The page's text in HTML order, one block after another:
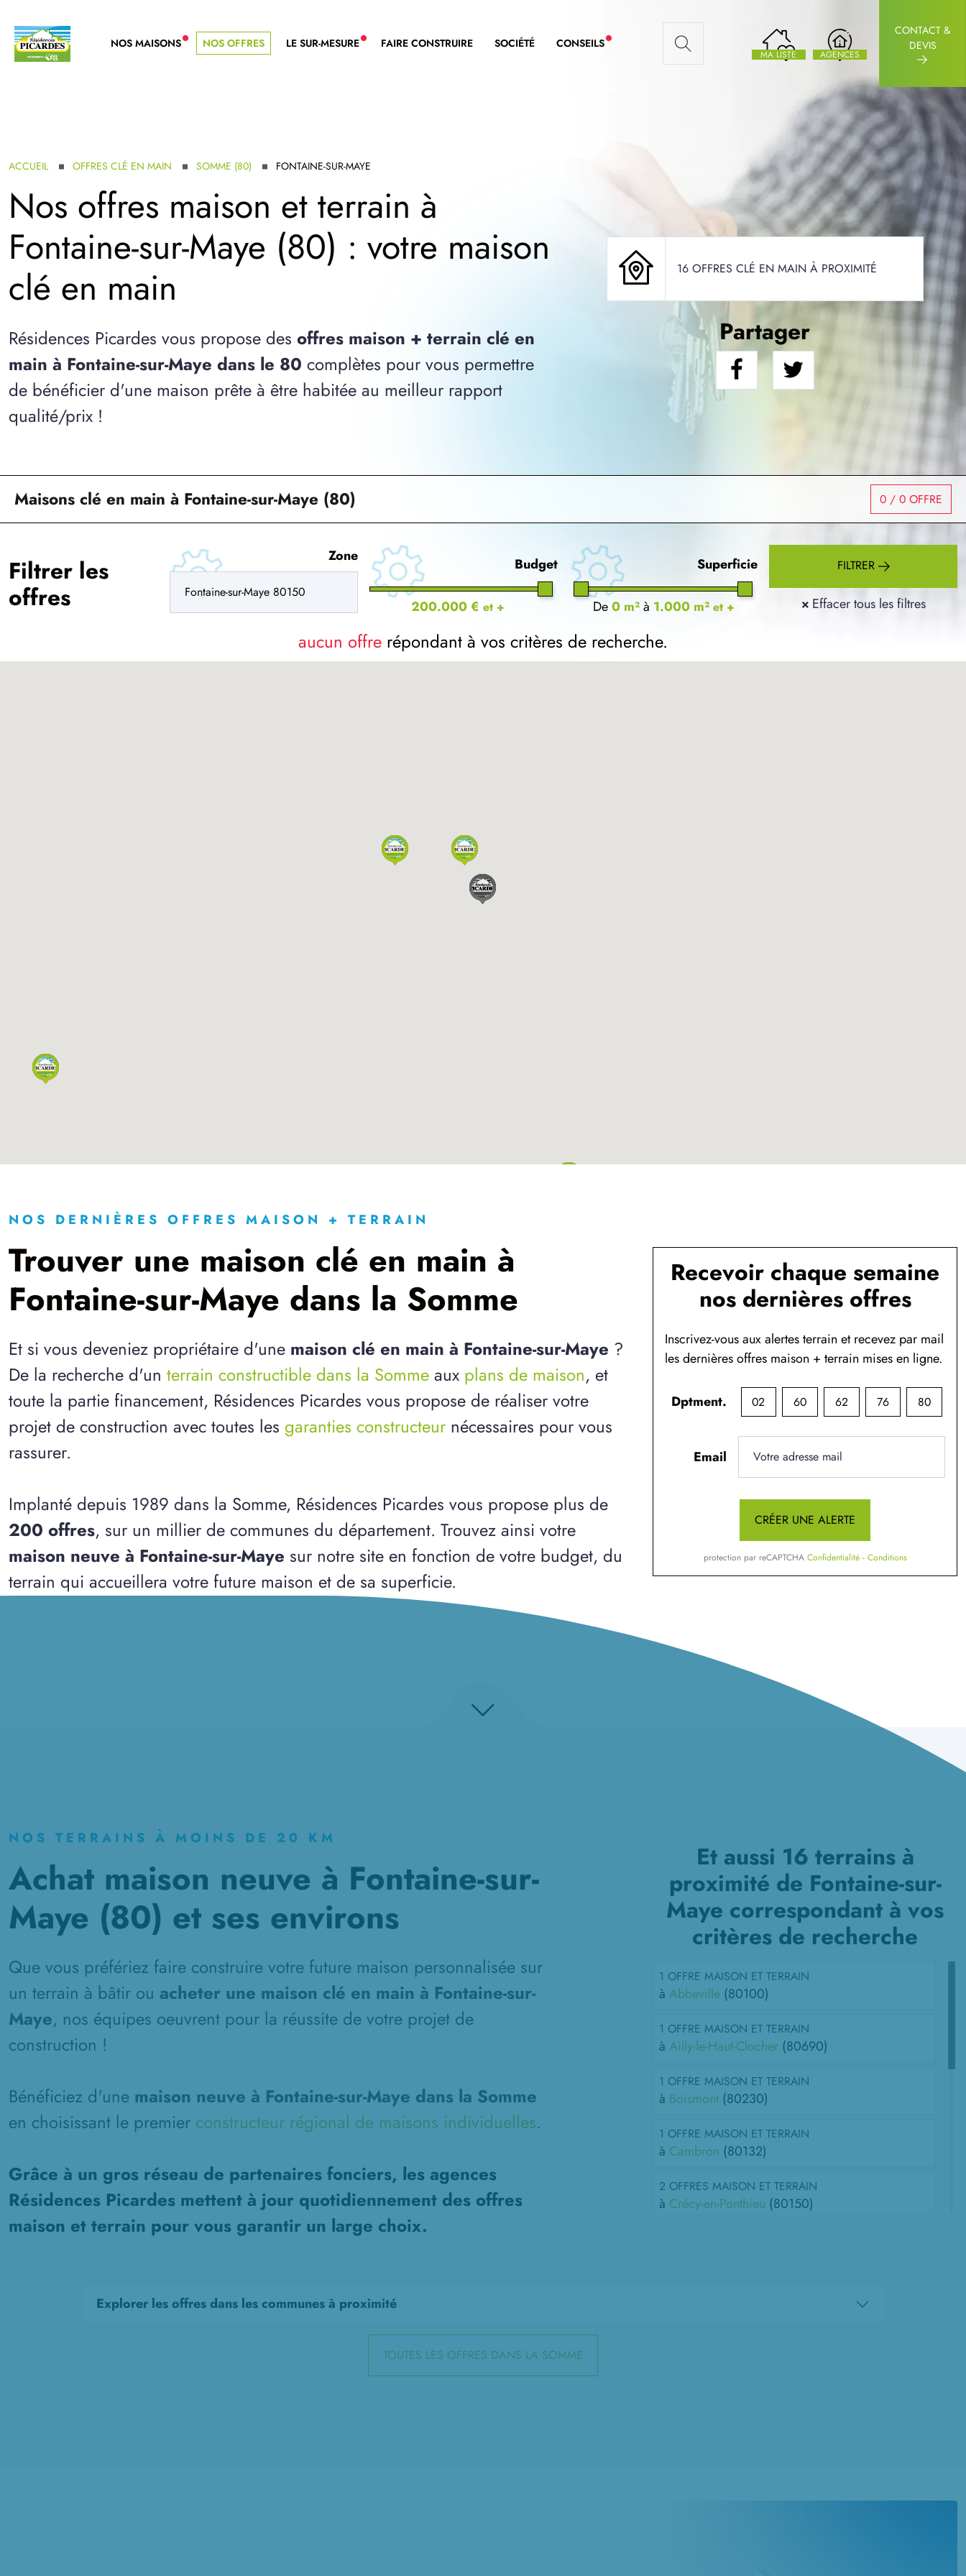
NOS MAISONS NOUVELLE GAMME
NOS OFFRES LE SUR-MESURE NOUVEAU SERVICE BDL EXTENSION
FAIRE CONSTRUIRE SOCIÉTÉ CONSEILS NOUVEAUX ARTICLES
MA LISTE AGENCES
CONTACT &
DEVIS
ACCUEIL OFFRES CLÉ EN MAIN SOMME (80) FONTAINE-SUR-MAYE
Nos offres maison et terrain à
Fontaine-sur-Maye (80) : votre maison
clé en main
Résidences Picardes vous propose des offres maison + terrain clé en
main à Fontaine-sur-Maye dans le 80 complètes pour vous permettre
de bénéficier d'une maison prête à être habitée au meilleur rapport
qualité/prix !
16 OFFRES CLÉ EN MAIN À PROXIMITÉ
Partager
Maisons clé en main à Fontaine-sur-Maye (80) 0 / 0 OFFRE
Filtrer les
offres
Zone Budget
200.000 € et +
Superficie
De0 m²à 1.000 m² et +
FILTRER
× Effacer tous les filtres
aucun offre répondant à vos critères de recherche.
NOS DERNIÈRES OFFRES MAISON + TERRAIN
Trouver une maison clé en main à
Fontaine-sur-Maye dans la Somme
Et si vous deveniez propriétaire d'une maison clé en main à Fontaine-sur-Maye ?
De la recherche d'un terrain constructible dans la Somme aux plans de maison, et
toute la partie financement, Résidences Picardes vous propose de réaliser votre
projet de construction avec toutes les garanties constructeur nécessaires pour vous
rassurer.
Implanté depuis 1989 dans la Somme, Résidences Picardes vous propose plus de
200 offres, sur un millier de communes du département. Trouvez ainsi votre
maison neuve à Fontaine-sur-Maye sur notre site en fonction de votre budget, du
terrain qui accueillera votre future maison et de sa superficie.
Recevoir chaque semaine
nos dernières offres
Inscrivez-vous aux alertes terrain et recevez par mail
les dernières offres maison + terrain mises en ligne.
Dptment. 02 60 62 76 80
Email
CRÉER UNE ALERTE
protection par reCAPTCHA Confidentialité - Conditions
NOS TERRAINS À MOINS DE 20 KM
Achat maison neuve à Fontaine-sur-
Maye (80) et ses environs
Que vous préfériez faire construire votre future maison personnalisée sur
un terrain à bâtir ou acheter une maison clé en main à Fontaine-sur-
Maye, nos équipes oeuvrent pour la réussite de votre projet de
construction !
Bénéficiez d'une maison neuve à Fontaine-sur-Maye dans la Somme
en choisissant le premier constructeur régional de maisons individuelles.
Grâce à un gros réseau de partenaires fonciers, les agences
Résidences Picardes mettent à jour quotidiennement des offres
maison et terrain pour vous garantir un large choix.
Et aussi 16 terrains à
proximité de Fontaine-sur-
Maye correspondant à vos
critères de recherche
1 OFFRE MAISON ET TERRAIN
à Abbeville (80100)
1 OFFRE MAISON ET TERRAIN
à Ailly-le-Haut-Clocher (80690)
1 OFFRE MAISON ET TERRAIN
à Boismont (80230)
1 OFFRE MAISON ET TERRAIN
à Cambron (80132)
2 OFFRES MAISON ET TERRAIN
à Crécy-en-Ponthieu (80150)
1 OFFRE MAISON ET TERRAIN
Explorer les offres dans les communes à proximité
TOUTES LES OFFRES DANS LA SOMME